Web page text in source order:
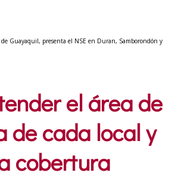
de Guayaquil, presenta el NSE en Duran, Samborondón y
el área de
de cada local y
cobertura